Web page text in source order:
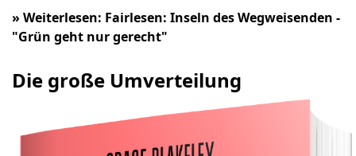
»Weiterlesen: Fairlesen: Inseln des Wegweisenden -
"Grün geht nur gerecht"
Die große Umverteilung